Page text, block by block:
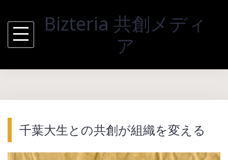
content
Bizteria 共創メディ
ア
千葉大生との共創が組織を変える